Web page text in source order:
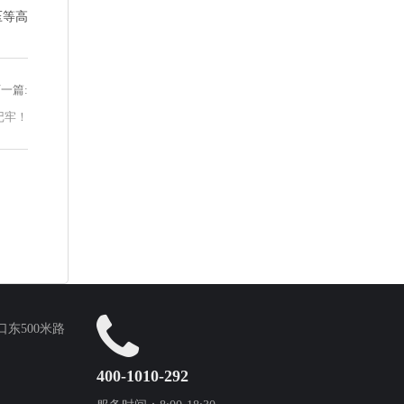
高
篇:
！
东500米路
400-1010-292